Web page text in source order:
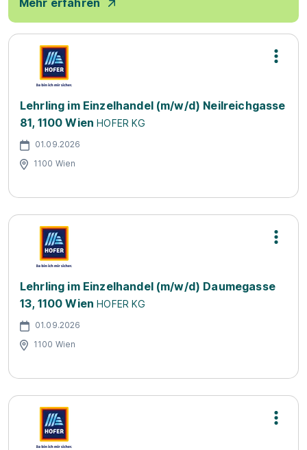
Mehr erfahren
Lehrling im Einzelhandel (m/w/d) Neilreichgasse
81, 1100 Wien HOFER KG
01.09.2026
1100 Wien
Lehrling im Einzelhandel (m/w/d) Daumegasse
13, 1100 Wien HOFER KG
01.09.2026
1100 Wien